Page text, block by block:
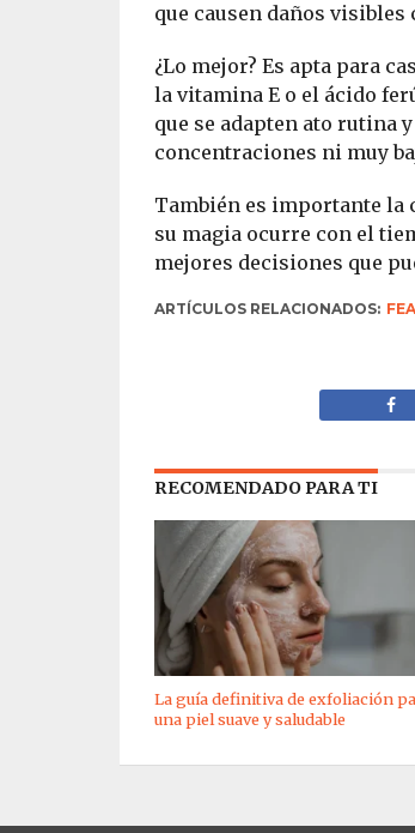
que causen daños
¿Lo mejor? Es apta para
la vitamina E o el ácido
que se adapten ato rutina
concentraciones ni muy
También es importante la
su magia ocurre con el
mejores decisiones que
ARTÍCULOS RELACIONADOS:
RECOMENDADO PARA TI
La guía definitiva de exfoliación
una piel suave y saludable